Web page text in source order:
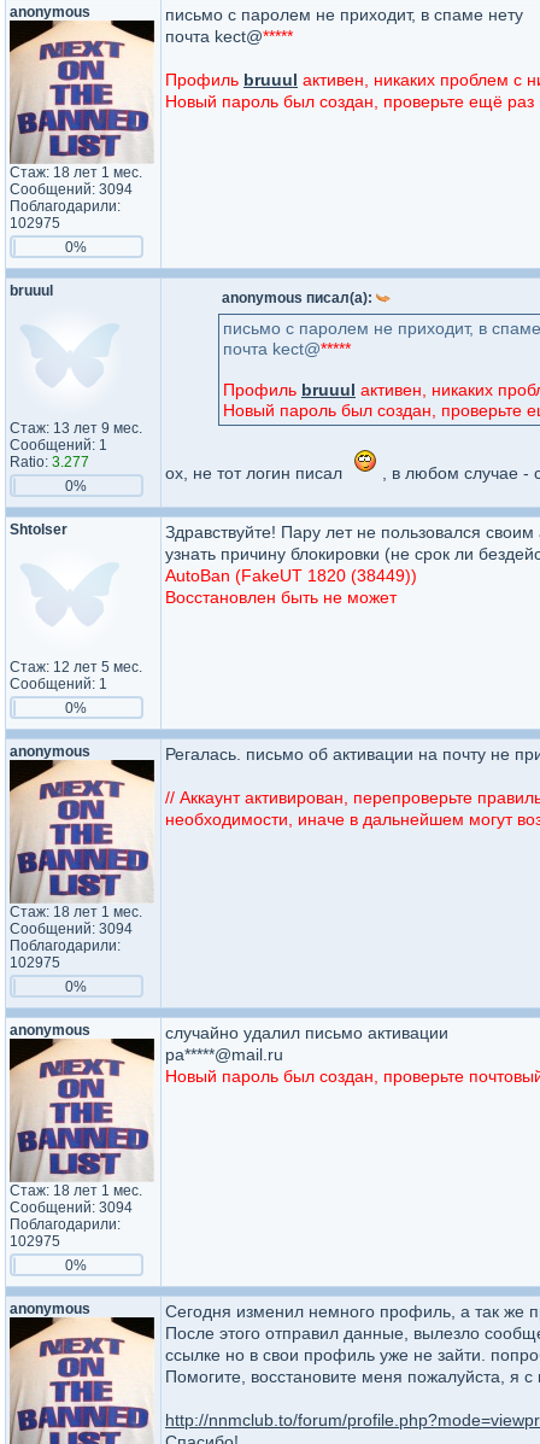
anonymous
Стаж: 18 лет 1 мес.
Сообщений: 3094
Поблагодарили:
102975
0%
письмо c паролем не приходит, в спаме нету
почта kect@*****
Профиль bruuul активен, никаких проблем с
Новый пароль был создан, проверьте ещё раз
bruuul
Стаж: 13 лет 9 мес.
Сообщений: 1
Ratio: 3.277
0%
anonymous писал(а):
письмо c паролем не приходит, в
почта kect@*****
Профиль bruuul активен, никаких
Новый пароль был создан, проверьте
ох, не тот логин писал , в любом случае -
Shtolser
Стаж: 12 лет 5 мес.
Сообщений: 1
0%
Здравствуйте! Пару лет не пользовался
узнать причину блокировки (не срок ли
AutoBan (FakeUT 1820 (38449))
Восстановлен быть не может
anonymous
Стаж: 18 лет 1 мес.
Сообщений: 3094
Поблагодарили:
102975
0%
Регалась. письмо об активации на почту не
// Аккаунт активирован, перепроверьте
необходимости, иначе в дальнейшем могут
anonymous
Стаж: 18 лет 1 мес.
Сообщений: 3094
Поблагодарили:
102975
0%
случайно удалил письмо активации
pa*****@mail.ru
Новый пароль был создан, проверьте
anonymous
Сегодня изменил немного профиль, а так же
После этого отправил данные, вылезло
ссылке но в свои профиль уже не зайти.
Помогите, восстановите меня пожалуйста, я
http://nnmclub.to/forum/